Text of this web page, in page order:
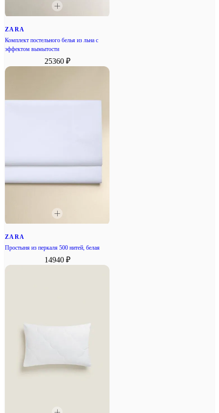
ZARA
Комплект постельного белья из льна с
эффектом вымытости
25360 ₽
ZARA
Простыня из перкаля 500 нитей, белая
14940 ₽